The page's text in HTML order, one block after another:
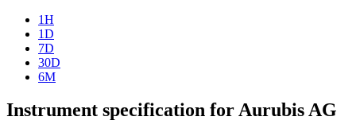
1H
1D
7D
30D
6M
Instrument specification for Aurubis AG